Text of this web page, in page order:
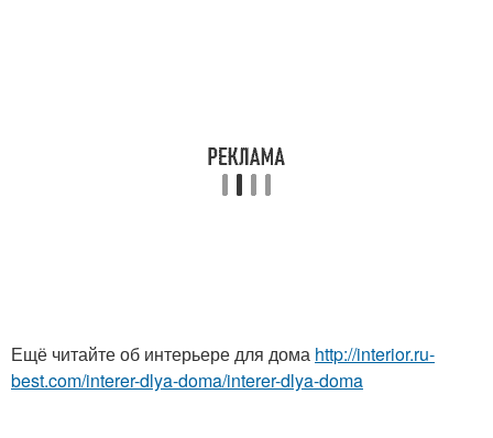
Ещё читайте об интерьере для дома http://interior.ru-
best.com/interer-dlya-doma/interer-dlya-doma